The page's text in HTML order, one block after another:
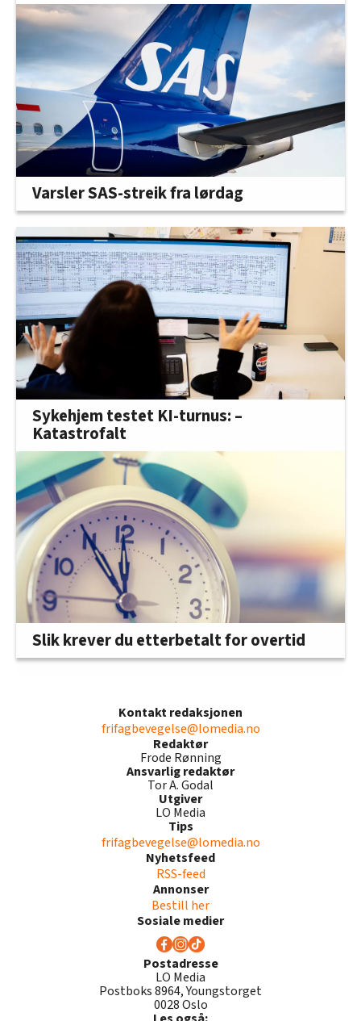
Varsler SAS-streik fra lørdag
Sykehjem testet KI-turnus: –
Katastrofalt
Slik krever du etterbetalt for overtid
Kontakt redaksjonen
frifagbevegelse@lomedia.no
Redaktør
Frode Rønning
Ansvarlig redaktør
Tor A. Godal
Utgiver
LO Media
Tips
frifagbevegelse@lomedia.no
Nyhetsfeed
RSS-feed
Annonser
Bestill her
Sosiale medier
Postadresse
LO Media
Postboks 8964, Youngstorget
0028 Oslo